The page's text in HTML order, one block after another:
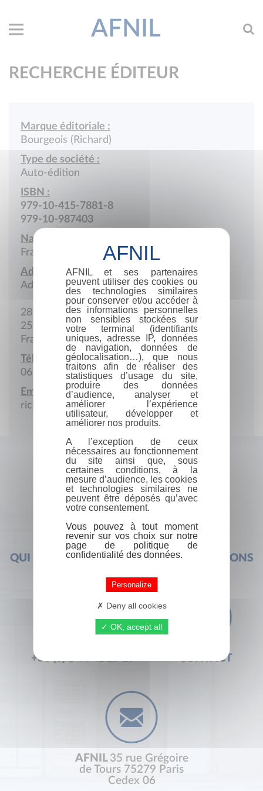
AFNIL
RECHERCHE ÉDITEUR
Marque éditoriale :
Bourgeois (Richard)
Type de société :
Auto-édition
ISBN :
979-10-415-7881-8
979-10-987403
Nationalité :
France
Adresse :
Adresse postale
28B Rue de Besançon
25300 Pontarlier
France
Téléphone portable :
06 84 65 29 50
Email :
richard.bourgeois@neuf.fr
QUI SOMMES-NOUS ? FOIRE AUX QUESTIONS
+33 (0) 1 44 41 29 19 CONTACT
AFNIL 35 rue Grégoire
de Tours 75279 Paris
Cedex 06
AFNIL et ses partenaires
peuvent utiliser des cookies ou
des technologies similaires
pour conserver et/ou accéder à
des informations personnelles
non sensibles stockées sur
votre terminal (identifiants
uniques, adresse IP, données
de navigation, données de
géolocalisation…), que nous
traitons afin de réaliser des
statistiques d’usage du site,
produire des données
d’audience, analyser et
améliorer l’expérience
utilisateur, développer et
améliorer nos produits.
A l’exception de ceux
nécessaires au fonctionnement
du site ainsi que, sous
certaines conditions, à la
mesure d’audience, les cookies
et technologies similaires ne
peuvent être déposés qu’avec
votre consentement.
Vous pouvez à tout moment
revenir sur vos choix sur notre
page de politique de
confidentialité des données.
Personalize
Deny all cookies
OK, accept all